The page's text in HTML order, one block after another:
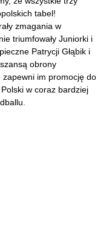
tabel!
zmagania w
triumfowały Juniorki i
Patrycji Głąbik i
obrony
zapewni im promocję do
w coraz bardziej